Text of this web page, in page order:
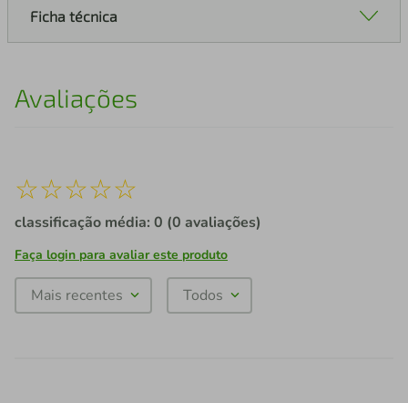
Ficha técnica
Avaliações
☆☆☆☆☆
classificação média: 0 (0 avaliações)
Faça login para avaliar este produto
Mais recentes Todos